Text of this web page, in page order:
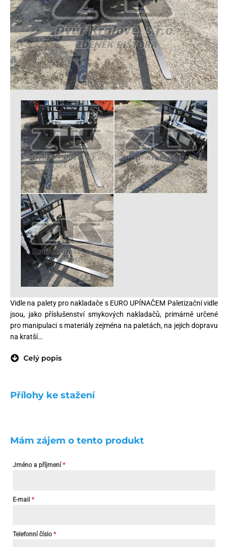
Vidle na palety pro nakladače s EURO UPÍNAČEM Paletizační vidle
jsou, jako příslušenství smykových nakladačů, primárně určené
pro manipulaci s materiály zejména na paletách, na jejich dopravu
na kratší…
Celý popis
Přílohy ke stažení
Mám zájem o tento produkt
Jméno a příjmení *
E-mail *
Telefonní číslo *